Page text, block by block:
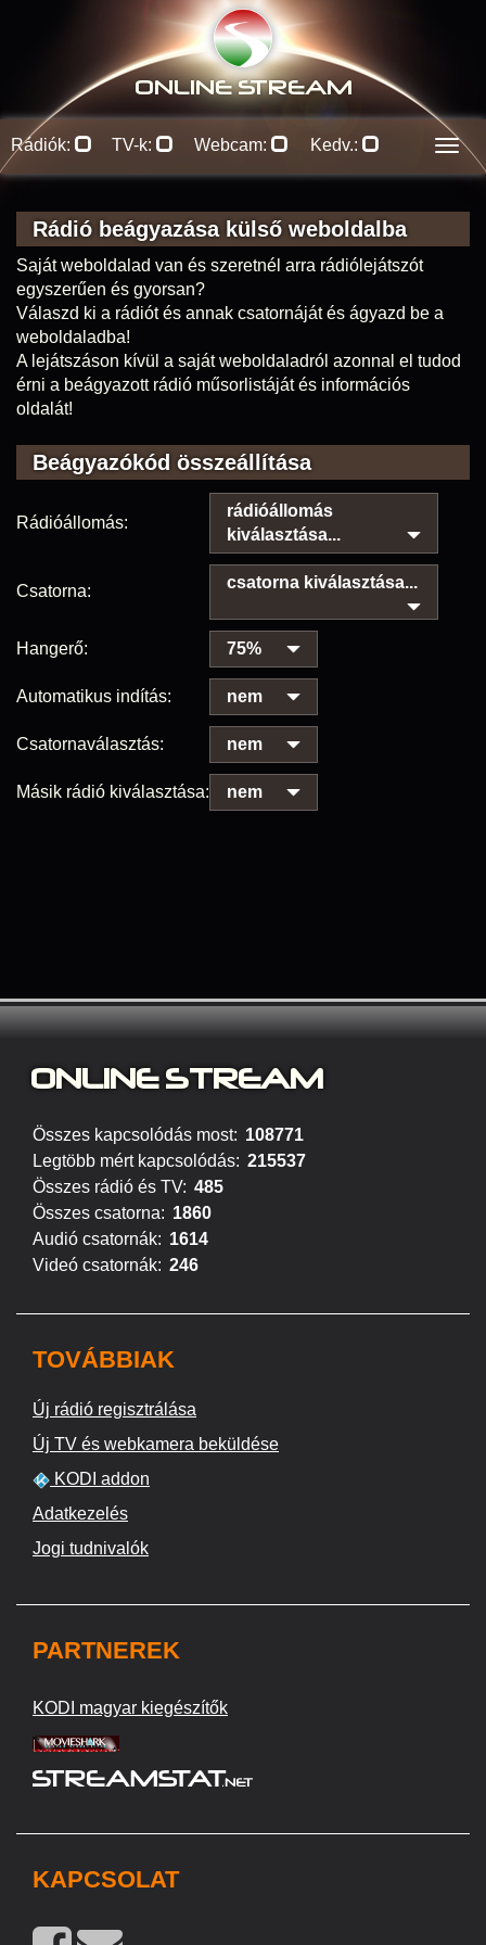
ONLINE STREAM
Rádiók: TV-k: Webcam: Kedv.:
Rádió beágyazása külső weboldalba
Saját weboldalad van és szeretnél arra rádiólejátszót
egyszerűen és gyorsan?
Válaszd ki a rádiót és annak csatornáját és ágyazd be a
weboldaladba!
A lejátszáson kívül a saját weboldaladról azonnal el tudod
érni a beágyazott rádió műsorlistáját és információs
oldalát!
Beágyazókód összeállítása
Rádióállomás:
rádióállomás
kiválasztása...
Csatorna: csatorna kiválasztása...
Hangerő: 75%
Automatikus indítás: nem
Csatornaválasztás: nem
Másik rádió kiválasztása: nem
ONLINE STREAM
Összes kapcsolódás most: 108771
Legtöbb mért kapcsolódás: 215537
Összes rádió és TV: 485
Összes csatorna: 1860
Audió csatornák: 1614
Videó csatornák: 246
TOVÁBBIAK
Új rádió regisztrálása
Új TV és webkamera beküldése
KODI addon
Adatkezelés
Jogi tudnivalók
PARTNEREK
KODI magyar kiegészítők
KAPCSOLAT